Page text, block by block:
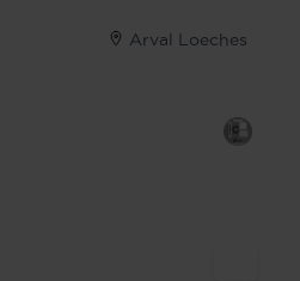
Arval Loeches